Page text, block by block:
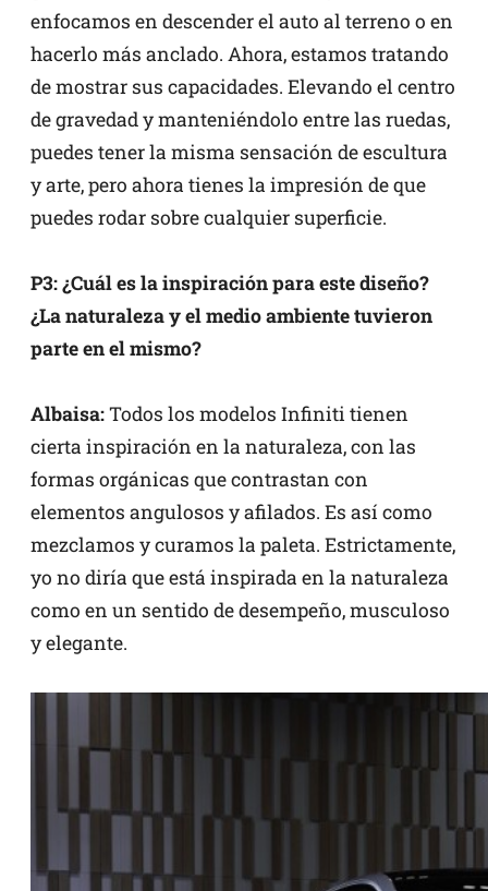
enfocamos en descender el auto al terreno o en
hacerlo más anclado. Ahora, estamos tratando
de mostrar sus capacidades. Elevando el centro
de gravedad y manteniéndolo entre las ruedas,
puedes tener la misma sensación de escultura
y arte, pero ahora tienes la impresión de que
puedes rodar sobre cualquier superficie.
P3: ¿Cuál es la inspiración para este diseño?
¿La naturaleza y el medio ambiente tuvieron
parte en el mismo?
Albaisa:Todos los modelos Infiniti tienen
cierta inspiración en la naturaleza, con las
formas orgánicas que contrastan con
elementos angulosos y afilados. Es así como
mezclamos y curamos la paleta. Estrictamente,
yo no diría que está inspirada en la naturaleza
como en un sentido de desempeño, musculoso
y elegante.